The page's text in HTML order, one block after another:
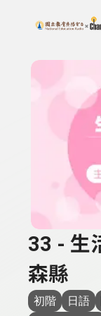
上方功能區
搜尋關鍵字：
33 - 生
森縣
初階 日語